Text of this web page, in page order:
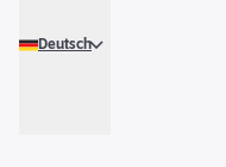
Deutsch